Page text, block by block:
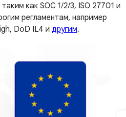
как SOC 1/2/3, ISO 27701 и
регламентам, например
DoD IL4 и другим.